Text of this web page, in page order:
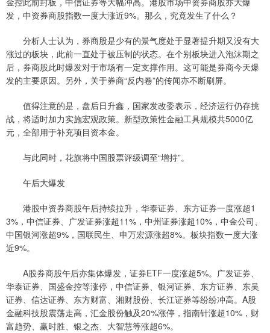
发，中资券商股指数一度大涨近9%。那么，究竟发生了什么？
分析人士认为，券商股是少有的景气度处于显著提升期又没有大
涨过的板块，此前一直处于被压制的状态。在个别板块进入泡沫期之
后，券商股此时爆发对于市场有一定支撑作用。这可能是券商今天爆
发的主要原因。另外，关于券商“反内卷”的传闻亦不断刷屏。
值得注意的是，盘后日升鑫，国家发改委表示，经济运行仍存挑
战，将适时加力实施宏观政策。新型政策性金融工具规模共5000亿
元，全部用于补充项目资本金。
与此同时，花旗将中国股票评级调至“增持”。
午后大爆发
港股中资券商股午后持续拉升，华泰证券、东方证券一度涨超1
3%，中信证券、广发证券涨超11%，中州证券涨超10%，中金公司、
中国银河涨超9%，国联民生、申万宏源涨超8%。板块指数一度大涨
近9%。
A股券商股午后亦集体爆发，证券ETF一度涨超5%。广发证券、
华泰证券、国盛金控等涨停，中信证券、银河证券、东方证券、东吴
证券、信达证券、东方财富、湘财股份、长江证券等纷纷冲高。A股
金融科技股震荡走高，汇金股份触及20%涨停，指南针涨超10%，财
富趋势、赢时胜、银之杰、大智慧等涨超6%。